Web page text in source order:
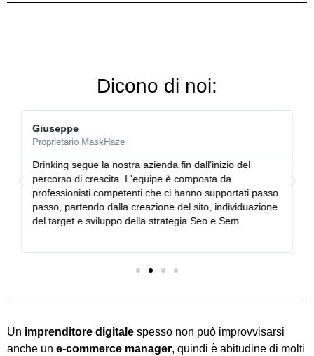
Dicono di noi:
Giuseppe
Proprietario MaskHaze
Drinking segue la nostra azienda fin dall'inizio del
percorso di crescita. L'equipe è composta da
professionisti competenti che ci hanno supportati passo
passo, partendo dalla creazione del sito, individuazione
del target e sviluppo della strategia Seo e Sem.
Un imprenditore digitale spesso non può improvvisarsi
anche un e-commerce manager, quindi è abitudine di molti